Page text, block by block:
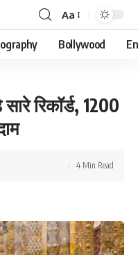
Font
Resizer
Aa
Bollywood
रिकॉर्ड, 1200
4 Min Read